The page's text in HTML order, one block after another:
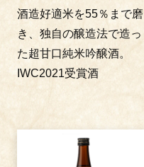
酒造好適米を55％まで磨
き、独自の醸造法で造っ
た超甘口純米吟醸酒。
IWC2021受賞酒